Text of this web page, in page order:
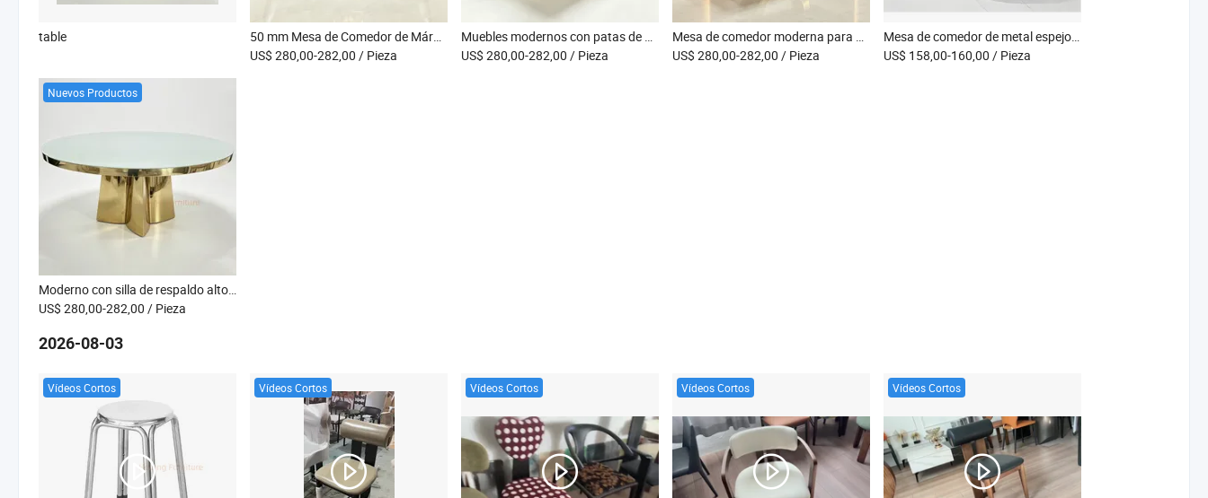
table
50 mm Mesa de Comedor de Mármol con Patas de Acero Inoxidable Plata / Dorado / Rosa Dorado / Mesa Lateral / Mesa Consola / Mesa de Café Mesa Redonda de Banquete
US$ 280,00-282,00 / Pieza
Muebles modernos con patas de acero inoxidable, mesa de comedor blanca para bodas y espacios de vida en hoteles
US$ 280,00-282,00 / Pieza
Mesa de comedor moderna para hotel y hogar con tapa de vidrio templado y estructura de acero inoxidable dorado 8
US$ 280,00-282,00 / Pieza
Mesa de comedor de metal espejo redonda de lujo de alta calidad con diamantes triturados y tapa de vidrio, mesa de cocina larga
US$ 158,00-160,00 / Pieza
Nuevos Productos
Moderno con silla de respaldo alto apilable de acero inoxidable, sillas de comedor de lujo para hoteles en venta
US$ 280,00-282,00 / Pieza
2026-08-03
Vídeos Cortos Vídeos Cortos Vídeos Cortos Vídeos Cortos Vídeos Cortos